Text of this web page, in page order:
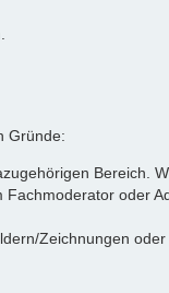
Gründe:
Bereich.
oder
Zeichnungen